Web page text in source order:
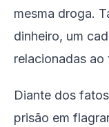
mesma droga.
dinheiro, um
relacionadas ao
Diante dos
prisão em